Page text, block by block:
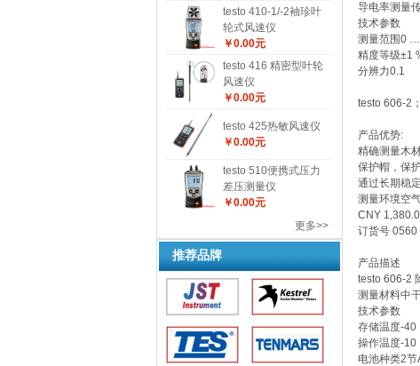
testo 410-1/-2袖珍叶
轮式风速仪
￥0.00元
testo 416 精密型叶轮
风速仪
￥0.00元
testo 425热敏风速仪
￥0.00元
testo 510便携式压力
差压测量仪
￥0.00元
更多>>
推荐品牌
导电率测量
技术参数
测量范围0
精度等级±1
分辨力0.1
testo 606-2
产品优势:
精确测量木
保护帽，保
通过长期稳
测量环境空
CNY
订货号 0560
产品描述
testo 606-2
测量材料中
技术参数
存储温度-
操作温度-
电池种类2